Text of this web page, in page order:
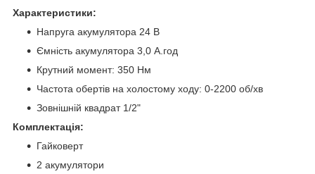
Характеристики:
Напруга акумулятора 24 В
Ємність акумулятора 3,0 А.год
Крутний момент: 350 Нм
Частота обертів на холостому ходу: 0-2200 об/хв
Зовнішній квадрат 1/2"
Комплектація:
Гайковерт
2 акумулятори